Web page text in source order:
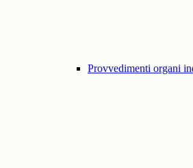
Provvedimenti organi